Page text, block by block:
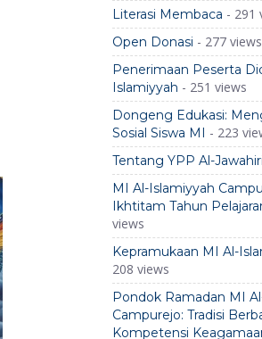
Literasi Membaca - 291
Open Donasi - 277 views
Penerimaan Peserta
Islamiyyah - 251 views
Dongeng Edukasi:
Sosial Siswa MI - 223
Tentang YPP Al-
MI Al-Islamiyyah
Ikhtitam Tahun
views
Kepramukaan MI Al-
208 views
Pondok Ramadan MI
Campurejo: Tradisi
Kompetensi